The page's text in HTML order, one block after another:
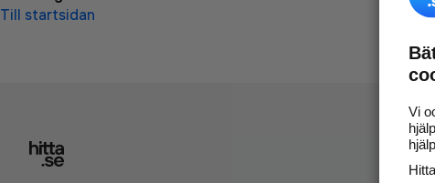
Till startsidan
Vi